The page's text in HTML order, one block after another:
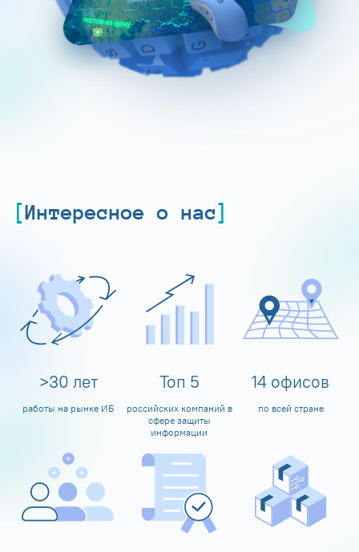
Интересное о нас
>30 лет
работы на рынке ИБ
Топ 5
российских компаний в
сфере защиты
информации
14 офисов
по всей стране